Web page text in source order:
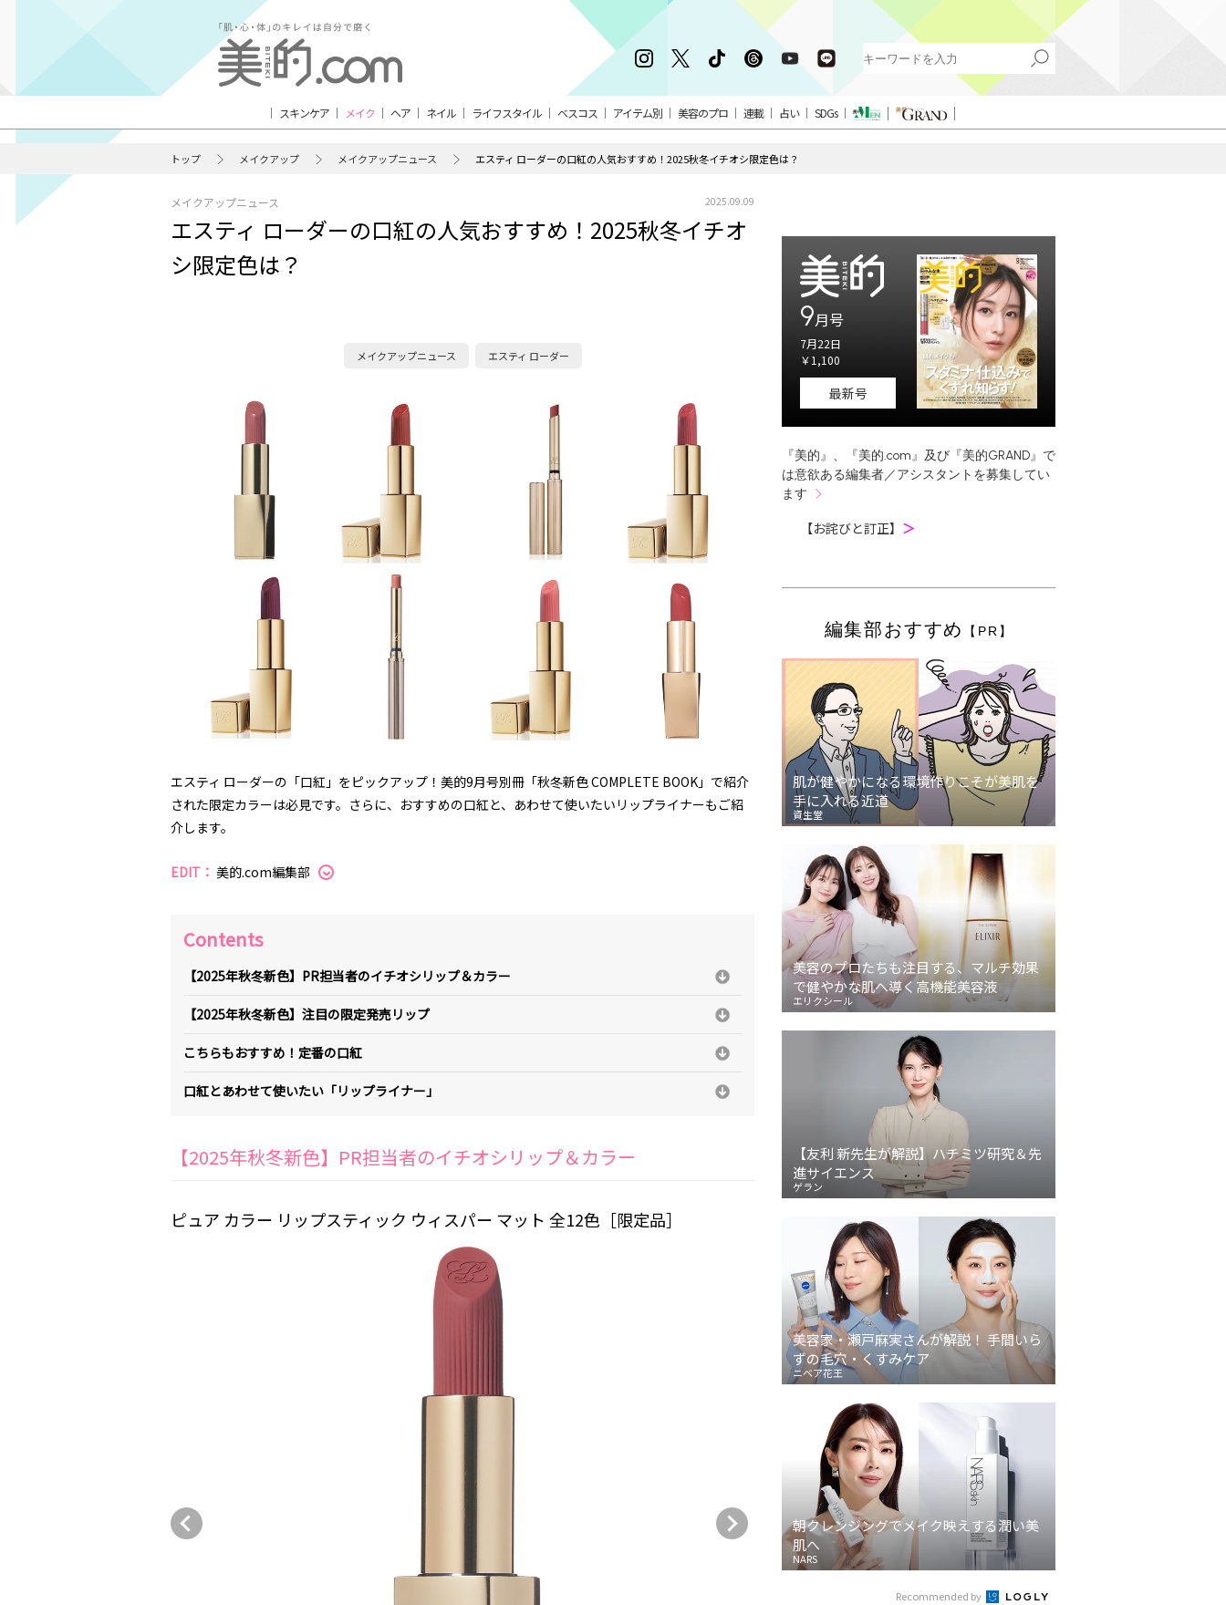
スキンケア メイク ヘア ネイル ライフスタイル ベスコス アイテム別 美容のプロ 連載 占い SDGs
トップ メイクアップ メイクアップニュース エスティ ローダーの口紅の人気おすすめ！2025秋冬イチオシ限定色は？
メイクアップニュース 2025.09.09
エスティ ローダーの口紅の人気おすすめ！2025秋冬イチオ
シ限定色は？
メイクアップニュース エスティ ローダー
エスティ ローダーの「口紅」をピックアップ！美的9月号別冊「秋冬新色 COMPLETE BOOK」で紹介
された限定カラーは必見です。さらに、おすすめの口紅と、あわせて使いたいリップライナーもご紹
介します。
EDIT： 美的.com編集部
Contents
【2025年秋冬新色】PR担当者のイチオシリップ＆カラー
【2025年秋冬新色】注目の限定発売リップ
こちらもおすすめ！定番の口紅
口紅とあわせて使いたい「リップライナー」
【2025年秋冬新色】PR担当者のイチオシリップ＆カラー
ピュア カラー リップスティック ウィスパー マット 全12色［限定品］
9月号
7月22日
￥1,100
最新号
『美的』、『美的.com』及び『美的GRAND』で
は意欲ある編集者／アシスタントを募集してい
ます
【お詫びと訂正】 ＞
編集部おすすめ 【PR】
肌が健やかになる環境作りこそが美肌を
手に入れる近道
資生堂
美容のプロたちも注目する、マルチ効果
で健やかな肌へ導く高機能美容液
エリクシール
【友利 新先生が解説】ハチミツ研究＆先
進サイエンス
ゲラン
美容家・瀬戸麻実さんが解説！ 手間いら
ずの毛穴・くすみケア
ニベア花王
朝クレンジングでメイク映えする潤い美
肌へ
NARS
Recommended by